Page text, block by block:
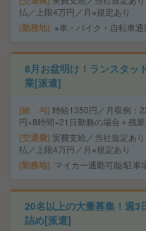
払／上限4万円／月※規定あり
勤務地 ※車・バイク・自転車通
8月お盆明け！ランスタッ
業[派遣]
給 与 時給1350円／月収例：
円×8時間×21日勤務の場合＋残
交通費 実費支給／当社規定あ
払／上限4万円／月※規定あり
勤務地 マイカー通勤可能/駐車
20名以上の大量募集！週3
詰め[派遣]